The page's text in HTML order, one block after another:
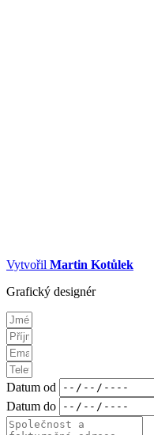
Vytvořil Martin Kotůlek
Grafický designér
Datum od
Datum do